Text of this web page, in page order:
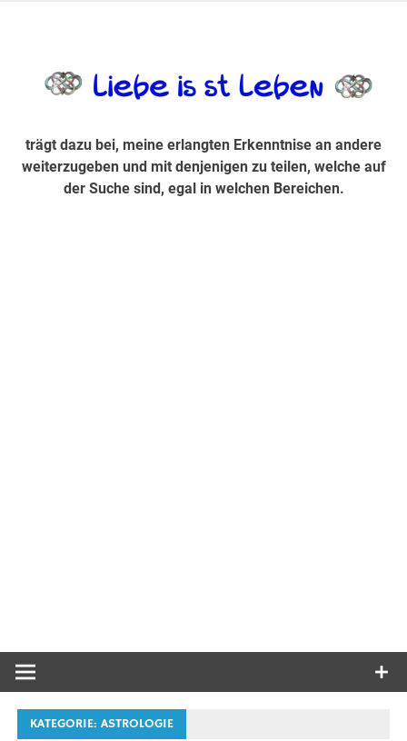
Suche sind, egal in welchen Bereichen.
trägt dazu bei, meine erlangten Erkenntnise an andere
weiterzugeben und mit denjenigen zu teilen, welche auf
der Suche sind, egal in welchen Bereichen.
KATEGORIE:ASTROLOGIE